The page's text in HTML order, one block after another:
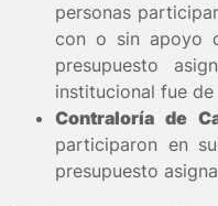
personas
con o sin apoyo
presupuesto
institucional fue de
Contraloría de
participaron en
presupuesto